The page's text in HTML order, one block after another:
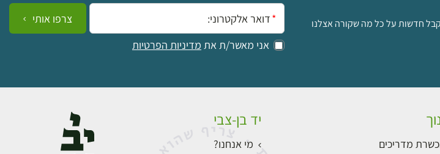
חדשות על כל מה שקורה אצלנו
אימייל:
אני מאשר/ת את מדיניות הפרטיות
צרפו אותי
מדריכים
יד בן-צבי
מי אנחנו?